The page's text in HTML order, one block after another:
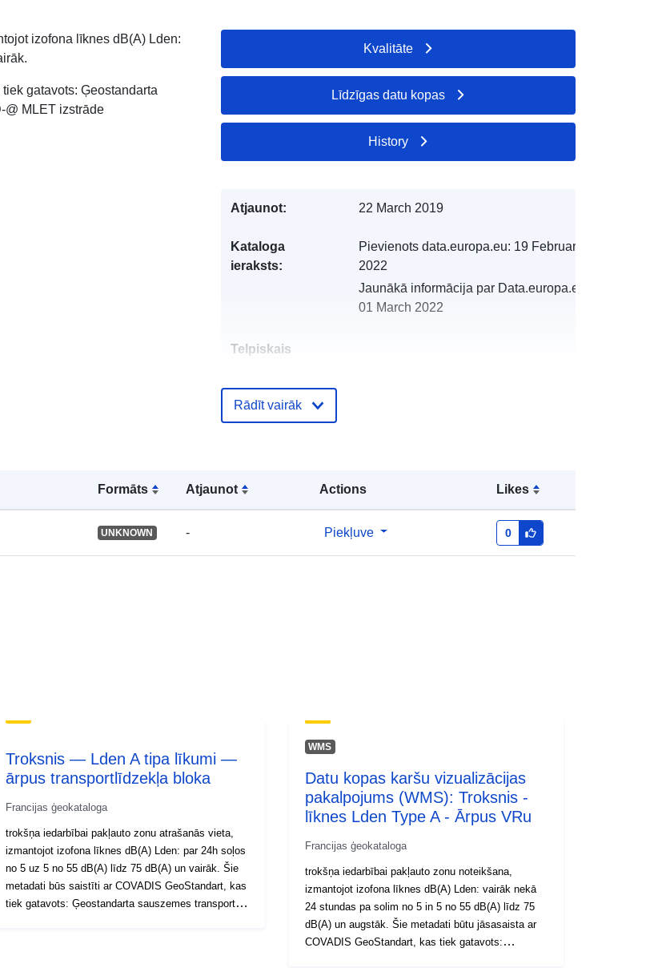
izofona līknes dB(A) Lden:
gatavots: Ģeostandarta
@ MLET izstrāde
Formāts Atjaunot Actions Likes
UNKNOWN - Piekļuve 0
Kvalitāte
Līdzīgas datu kopas
History
Atjaunot: 22 March 2019
Kataloga
ieraksts:
Pievienots data.europa.eu: 19 February
2022
Jaunākā informācija par Data.europa.eu:
01 March 2022
Telpiskais
Identifikatori:
4d97-bdda-af02033426f6
http://data.europa.eu/88u/dataset/fr-
120066022-srv-81ad7fdc-7b15-
4550-9f9c-14bbac0d5501
Rādīt vairāk
Troksnis — Lden A tipa līkumi —
ārpus transportlīdzekļa bloka
Francijas ģeokataloga
trokšņa iedarbībai pakļauto zonu atrašanās vieta,
izmantojot izofona līknes dB(A) Lden: par 24h soļos
no 5 uz 5 no 55 dB(A) līdz 75 dB(A) un vairāk. Šie
metadati būs saistīti ar COVADIS GeoStandart, kas
tiek gatavots: Ģeostandarta sauszemes transporta
WMS
Datu kopas karšu vizualizācijas
pakalpojums (WMS): Troksnis -
līknes Lden Type A - Ārpus VRu
Francijas ģeokataloga
trokšņa iedarbībai pakļauto zonu noteikšana,
izmantojot izofona līknes dB(A) Lden: vairāk nekā
24 stundas pa solim no 5 in 5 no 55 dB(A) līdz 75
dB(A) un augstāk. Šie metadati būtu jāsasaista ar
COVADIS GeoStandart, kas tiek gatavots: